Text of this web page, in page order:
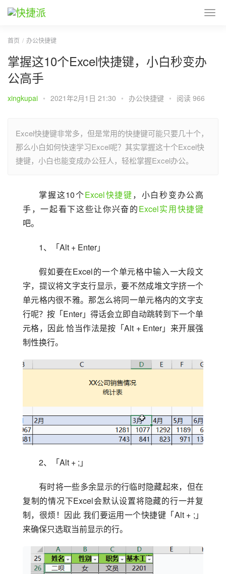
首页 办公快捷键
掌握这10个Excel快捷键，小白秒变办
公高手
xingkupai • 2021年2月1日 21:30 • 办公快捷键 • 阅读 966
Excel快捷键非常多，但是常用的快捷键可能只要几十个，
那么小白如何快速学习Excel呢？其实掌握这十个Excel快
捷键，小白也能变成办公狂人，轻松掌握Excel办公。
掌握这10个Excel快捷键，小白秒变办公高
手，一起看下这些让你兴奋的Excel实用快捷键
吧。
1、「Alt + Enter」
假如要在Excel的一个单元格中输入一大段文
字，提议将文字支行显示，要不然成堆文字挤一个
单元格内很不雅。那怎么将同一单元格内的文字支
行呢？按「Enter」得话会立即自动跳转到下一个单
元格，因此 恰当作法是按「Alt + Enter」来开展强
制性换行。
2、「Alt + ;」
有时将一些多余显示的行临时隐藏起來，但在
复制的情况下Excel会默认设置将隐藏的行一并复
制，很烦！因此 我们要运用一个快捷键「Alt + ;」
来确保只选取当前显示的行。